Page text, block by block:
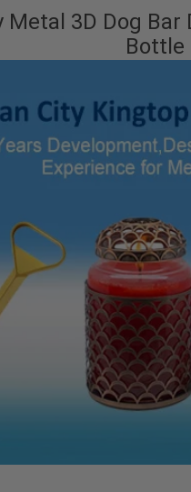
Metal 3D Dog
Bottle